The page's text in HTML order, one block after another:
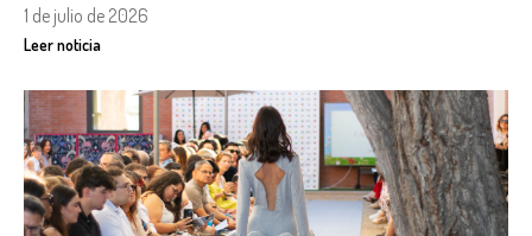
1 de julio de 2026
Leer noticia